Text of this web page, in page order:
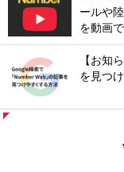
ールや
を動画で
【お知
を見つ